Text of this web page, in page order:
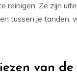
reinigen. Ze zijn
tussen je tanden,
van